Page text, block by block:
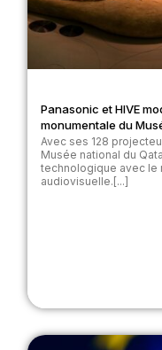
Panasonic et HIVE
monumentale du
Avec ses 128
Musée national du
technologique avec le
audiovisuelle.[...]